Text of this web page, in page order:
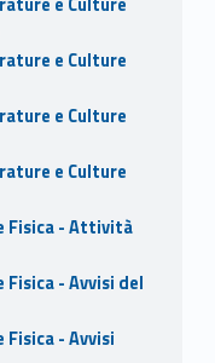
e Culture
e Culture
e Culture
Fisica - Attività
- Avvisi del
- Avvisi